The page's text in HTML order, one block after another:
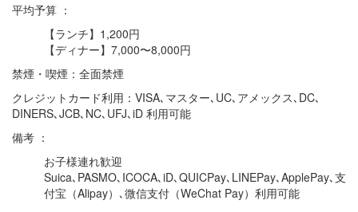
平均予算 ：
【ランチ】1,200円
【ディナー】7,000〜8,000円
禁煙・喫煙：全面禁煙
クレジットカード利用：VISA､マスター､UC､アメックス､DC､
DINERS､JCB､NC､UFJ､iD 利用可能
備考 ：
お子様連れ歓迎
Suica､PASMO､ICOCA､iD､QUICPay､LINEPay､ApplePay､支
付宝（Alipay）､微信支付（WeChat Pay）利用可能